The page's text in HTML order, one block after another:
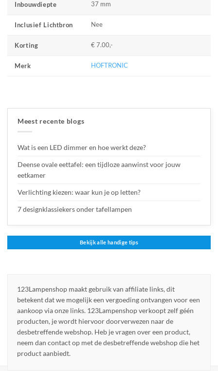
Inbouwdiepte 37 mm
Inclusief Lichtbron Nee
Korting € 7.00,-
Merk HOFTRONIC
Meest recente blogs
Wat is een LED dimmer en hoe werkt deze?
Deense ovale eettafel: een tijdloze aanwinst voor jouw
eetkamer
Verlichting kiezen: waar kun je op letten?
7 designklassiekers onder tafellampen
Bekijk alle handige tips
123Lampenshop maakt gebruik van affiliate links, dit
betekent dat we mogelijk een vergoeding ontvangen voor een
aankoop via onze links. 123Lampenshop verkoopt zelf géén
producten, je wordt hiervoor doorverwezen naar de
desbetreffende webshop. Heb je vragen over een product,
neem dan contact op met de desbetreffende webshop die het
product aanbiedt.